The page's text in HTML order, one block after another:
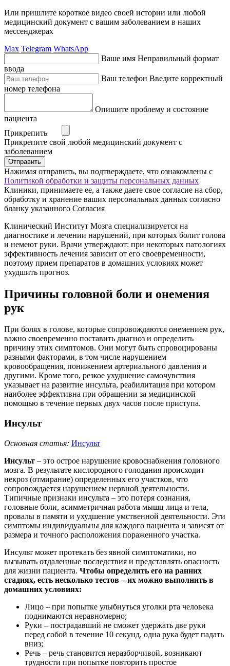
Или пришлите короткое видео своей истории или любой
медицинский документ с вашим заболеванием в наших
мессенджерах
Max Telegram WhatsApp
Ваше имя Неправильный формат
ввода
Ваш телефон Введите корректный
номер телефона
Опишите проблему и состояние
пациента
Прикрепить
Прикрепите свой любой медицинский документ с
заболеванием
Отправить
Нажимая отправить, вы подтверждаете, что ознакомлены с
Политикой обработки и защиты персональных данных
Клиники, принимаете ее, а также даете свое согласие на сбор,
обработку и хранение ваших персональных данных согласно
бланку указанного Согласия
Клинический Институт Мозга специализируется на
диагностике и лечении нарушений, при которых болит голова
и немеют руки. Врачи утверждают: при некоторых патологиях
эффективность лечения зависит от его своевременности,
поэтому прием препаратов в домашних условиях может
ухудшить прогноз.
Причины головной боли и онемения
рук
При болях в голове, которые сопровождаются онемением рук,
важно своевременно поставить диагноз и определить
причину этих симптомов. Они могут быть спровоцированы
разными факторами, в том числе нарушением
кровообращения, понижением артериального давления и
другими. Кроме того, резкое ухудшение самочувствия
указывает на развитие инсульта, реабилитация при котором
наиболее эффективна при обращении за медицинской
помощью в течение первых двух часов после приступа.
Инсульт
Основная статья: Инсульт
Инсульт – это острое нарушение кровоснабжения головного
мозга. В результате кислородного голодания происходит
некроз (отмирание) определенных его участков, что
сопровождается нарушением нервной деятельности.
Типичные признаки инсульта – это потеря сознания,
головные боли, асимметричная работа мышц лица и тела,
провалы в памяти и ухудшение умственной деятельности. Эти
симптомы индивидуальны для каждого пациента и зависят от
размера и точного расположения пораженного участка.
Инсульт может протекать без явной симптоматики, но
вызывать отдаленные последствия и представлять опасность
для жизни пациента. Чтобы определить его на ранних
стадиях, есть несколько тестов – их можно выполнить в
домашних условиях:
Лицо – при попытке улыбнуться уголки рта человека
поднимаются неравномерно;
Руки – пострадавший не сможет удержать две руки
перед собой в течение 10 секунд, одна рука будет падать
вниз;
Речь – речь становится неразборчивой, возникают
трудности при попытке повторить простое